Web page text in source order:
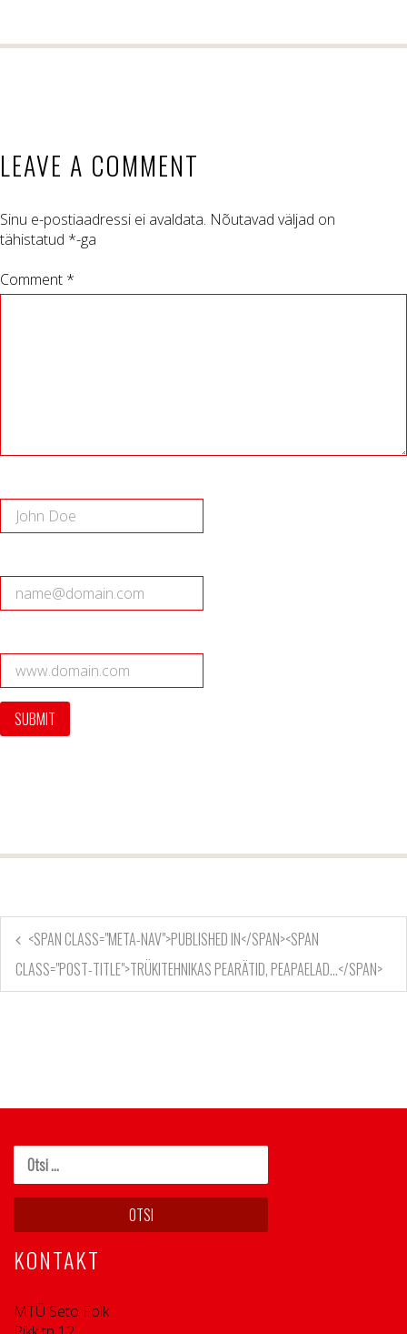
LEAVE A COMMENT
Sinu e-postiaadressi ei avaldata. Nõutavad väljad on
tähistatud *-ga
Comment *
<SPAN CLASS="META-NAV">PUBLISHED IN</SPAN><SPAN
CLASS="POST-TITLE">TRÜKITEHNIKAS PEARÄTID, PEAPAELAD…</SPAN>
KONTAKT
MTÜ Seto Folk